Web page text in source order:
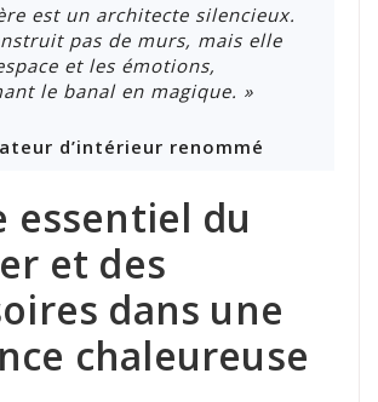
est un architecte silencieux.
pas de murs, mais elle
et les émotions,
le banal en magique. »
d’intérieur renommé
essentiel du
et des
dans une
chaleureuse